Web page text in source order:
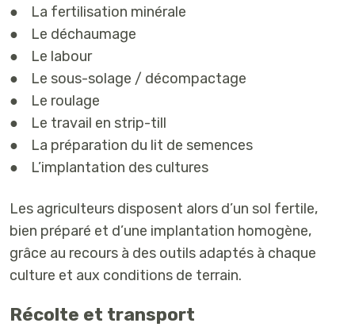
● La fertilisation minérale
● Le déchaumage
● Le labour
● Le sous-solage / décompactage
● Le roulage
● Le travail en strip-till
● La préparation du lit de semences
● L’implantation des cultures
Les agriculteurs disposent alors d’un sol fertile,
bien préparé et d’une implantation homogène,
grâce au recours à des outils adaptés à chaque
culture et aux conditions de terrain.
Récolte et transport